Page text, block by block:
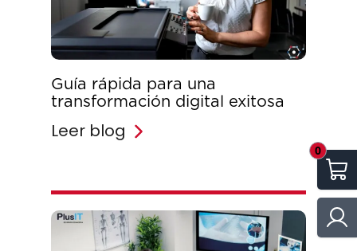
0
Guía rápida para una
transformación digital exitosa
Leer blog